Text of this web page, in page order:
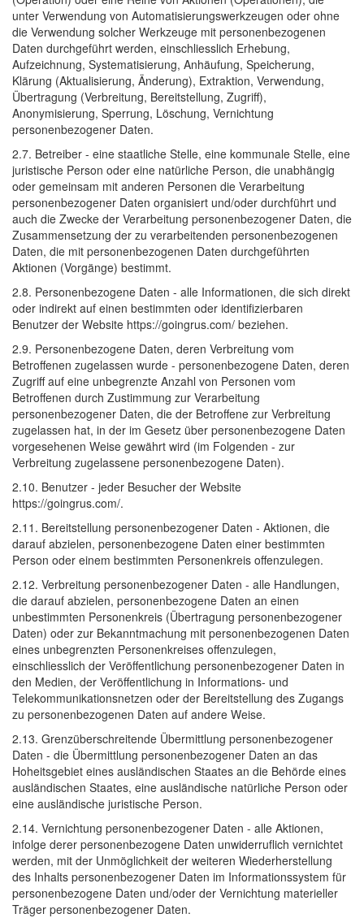
unter Verwendung von Automatisierungswerkzeugen oder ohne
die Verwendung solcher Werkzeuge mit personenbezogenen
Daten durchgeführt werden, einschliesslich Erhebung,
Aufzeichnung, Systematisierung, Anhäufung, Speicherung,
Klärung (Aktualisierung, Änderung), Extraktion, Verwendung,
Übertragung (Verbreitung, Bereitstellung, Zugriff),
Anonymisierung, Sperrung, Löschung, Vernichtung
personenbezogener Daten.
2.7. Betreiber - eine staatliche Stelle, eine kommunale Stelle, eine
juristische Person oder eine natürliche Person, die unabhängig
oder gemeinsam mit anderen Personen die Verarbeitung
personenbezogener Daten organisiert und/oder durchführt und
auch die Zwecke der Verarbeitung personenbezogener Daten, die
Zusammensetzung der zu verarbeitenden personenbezogenen
Daten, die mit personenbezogenen Daten durchgeführten
Aktionen (Vorgänge) bestimmt.
2.8. Personenbezogene Daten - alle Informationen, die sich direkt
oder indirekt auf einen bestimmten oder identifizierbaren
Benutzer der Website https://goingrus.com/ beziehen.
2.9. Personenbezogene Daten, deren Verbreitung vom
Betroffenen zugelassen wurde - personenbezogene Daten, deren
Zugriff auf eine unbegrenzte Anzahl von Personen vom
Betroffenen durch Zustimmung zur Verarbeitung
personenbezogener Daten, die der Betroffene zur Verbreitung
zugelassen hat, in der im Gesetz über personenbezogene Daten
vorgesehenen Weise gewährt wird (im Folgenden - zur
Verbreitung zugelassene personenbezogene Daten).
2.10. Benutzer - jeder Besucher der Website
https://goingrus.com/.
2.11. Bereitstellung personenbezogener Daten - Aktionen, die
darauf abzielen, personenbezogene Daten einer bestimmten
Person oder einem bestimmten Personenkreis offenzulegen.
2.12. Verbreitung personenbezogener Daten - alle Handlungen,
die darauf abzielen, personenbezogene Daten an einen
unbestimmten Personenkreis (Übertragung personenbezogener
Daten) oder zur Bekanntmachung mit personenbezogenen Daten
eines unbegrenzten Personenkreises offenzulegen,
einschliesslich der Veröffentlichung personenbezogener Daten in
den Medien, der Veröffentlichung in Informations- und
Telekommunikationsnetzen oder der Bereitstellung des Zugangs
zu personenbezogenen Daten auf andere Weise.
2.13. Grenzüberschreitende Übermittlung personenbezogener
Daten - die Übermittlung personenbezogener Daten an das
Hoheitsgebiet eines ausländischen Staates an die Behörde eines
ausländischen Staates, eine ausländische natürliche Person oder
eine ausländische juristische Person.
2.14. Vernichtung personenbezogener Daten - alle Aktionen,
infolge derer personenbezogene Daten unwiderruflich vernichtet
werden, mit der Unmöglichkeit der weiteren Wiederherstellung
des Inhalts personenbezogener Daten im Informationssystem für
personenbezogene Daten und/oder der Vernichtung materieller
Träger personenbezogener Daten.